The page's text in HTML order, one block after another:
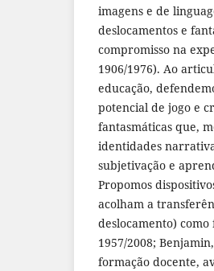
imagens e de
deslocamentos e
compromisso na
1906/1976). Ao
educação,
potencial de jogo e
fantasmáticas que,
identidades
subjetivação e
Propomos
acolham a
deslocamento)
1957/2008;
formação docente,